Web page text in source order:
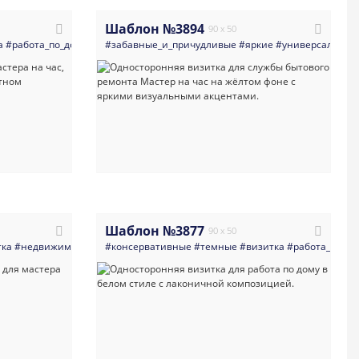
#многоцелевые #электрик#светлые #ремонт
#работа_по_дому_мастера_разнорабочие#мастер#мастер_на_все_руки
Шаблон №3894 90 x 50
#забавные_и_причудливые #яркие #универсальные
#визажисты #салоны_красоты#спа_spa#мастерногтевогосервиса
#недвижимость #дома_и_коттеджи
Шаблон №3877 90 x 50
#консервативные #темные #визитка